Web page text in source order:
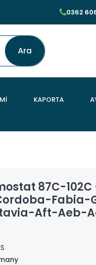
0362
Ara
KAPORTA
87C-
Fabia-
Aft-Aeb-